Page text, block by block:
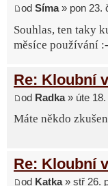
od Síma» pon 23.
Souhlas, ten taky
měsíce používání
Re: Kloubní
od Radka» úte 18.
Máte někdo
Re: Kloubní
od Katka» stř 26.